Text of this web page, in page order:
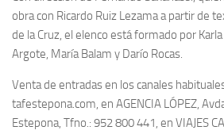
obra con Ricardo Ruiz Lezama a partir de
de la Cruz, el elenco está formado por
Argote, María Balam y Darío Rocas.
Venta de entradas en los canales
tafestepona.com, en AGENCIA LÓPEZ,
Estepona, Tfno.: 952 800 441, en VIAJES